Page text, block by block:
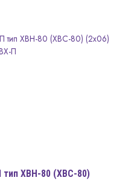
ХВН-80 (ХВС-80)